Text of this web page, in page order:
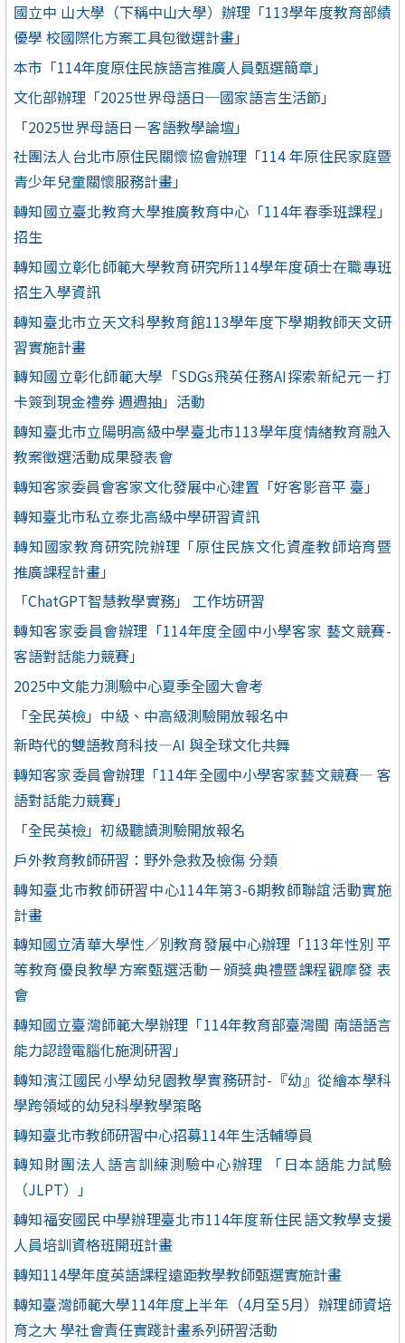
國立中 山大學（下稱中山大學）辦理「113學年度教育部績
優學 校國際化方案工具包徵選計畫」
本市「114年度原住民族語言推廣人員甄選簡章」
文化部辦理「2025世界母語日─國家語言生活節」
「2025世界母語日－客語教學論壇」
社團法人台北市原住民關懷協會辦理「114 年原住民家庭暨
青少年兒童關懷服務計畫」
轉知國立臺北教育大學推廣教育中心「114年春季班課程」
招生
轉知國立彰化師範大學教育研究所114學年度碩士在職專班
招生入學資訊
轉知臺北市立天文科學教育館113學年度下學期教師天文研
習實施計畫
轉知國立彰化師範大學「SDGs飛英任務AI探索新紀元－打
卡簽到現金禮券 週週抽」活動
轉知臺北市立陽明高級中學臺北市113學年度情緒教育融入
教案徵選活動成果發表會
轉知客家委員會客家文化發展中心建置「好客影音平 臺」
轉知臺北市私立泰北高級中學研習資訊
轉知國家教育研究院辦理「原住民族文化資產教師培育暨
推廣課程計畫」
「ChatGPT智慧教學實務」 工作坊研習
轉知客家委員會辦理「114年度全國中小學客家 藝文競賽-
客語對話能力競賽」
2025中文能力測驗中心夏季全國大會考
「全民英檢」中級、中高級測驗開放報名中
新時代的雙語教育科技—AI 與全球文化共舞
轉知客家委員會辦理「114年全國中小學客家藝文競賽— 客
語對話能力競賽」
「全民英檢」初級聽讀測驗開放報名
戶外教育教師研習：野外急救及檢傷 分類
轉知臺北市教師研習中心114年第3-6期教師聯誼活動實施
計畫
轉知國立清華大學性／別教育發展中心辦理「113年性別 平
等教育優良教學方案甄選活動－頒獎典禮暨課程觀摩發 表
會
轉知國立臺灣師範大學辦理「114年教育部臺灣閩 南語語言
能力認證電腦化施測研習」
轉知濱江國民小學幼兒園教學實務研討-『幼』從繪本學科
學跨領域的幼兒科學教學策略
轉知臺北市教師研習中心招募114年生活輔導員
轉知財團法人語言訓練測驗中心辦理 「日本語能力試驗
（JLPT）」
轉知福安國民中學辦理臺北市114年度新住民語文教學支援
人員培訓資格班開班計畫
轉知114學年度英語課程遠距教學教師甄選實施計畫
轉知臺灣師範大學114年度上半年（4月至5月）辦理師資培
育之大 學社會責任實踐計畫系列研習活動